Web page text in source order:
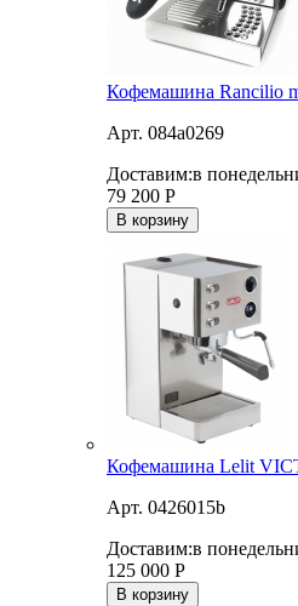
Кофемашина Rancilio
Арт. 084a0269
Доставим:в
79 200 Р
В корзину
Кофемашина Lelit
Арт. 0426015b
Доставим:в
125 000 Р
В корзину